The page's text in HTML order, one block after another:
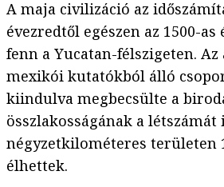
A maja civilizáció az
évezredtől egészen az 1500-
fenn a Yucatan-félszigeten.
mexikói kutatókból álló
kiindulva megbecsülte a
összlakosságának a létszámát
négyzetkilométeres területen
élhettek.